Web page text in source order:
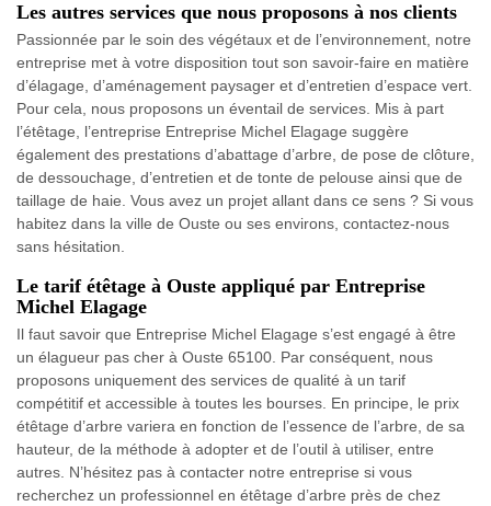
Les autres services que nous proposons à nos clients
Passionnée par le soin des végétaux et de l’environnement, notre
entreprise met à votre disposition tout son savoir-faire en matière
d’élagage, d’aménagement paysager et d’entretien d’espace vert.
Pour cela, nous proposons un éventail de services. Mis à part
l’étêtage, l’entreprise Entreprise Michel Elagage suggère
également des prestations d’abattage d’arbre, de pose de clôture,
de dessouchage, d’entretien et de tonte de pelouse ainsi que de
taillage de haie. Vous avez un projet allant dans ce sens ? Si vous
habitez dans la ville de Ouste ou ses environs, contactez-nous
sans hésitation.
Le tarif étêtage à Ouste appliqué par Entreprise
Michel Elagage
Il faut savoir que Entreprise Michel Elagage s’est engagé à être
un élagueur pas cher à Ouste 65100. Par conséquent, nous
proposons uniquement des services de qualité à un tarif
compétitif et accessible à toutes les bourses. En principe, le prix
étêtage d’arbre variera en fonction de l’essence de l’arbre, de sa
hauteur, de la méthode à adopter et de l’outil à utiliser, entre
autres. N’hésitez pas à contacter notre entreprise si vous
recherchez un professionnel en étêtage d’arbre près de chez